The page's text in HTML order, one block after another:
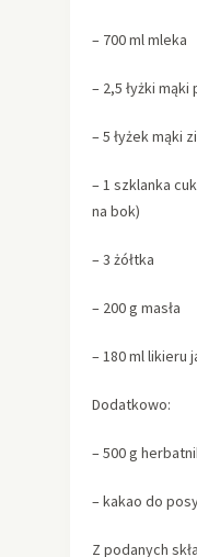
– 700 ml mleka
– 2,5 łyżki mąki
– 5 łyżek mąki
– 1 szklanka
na bok)
– 3 żółtka
– 200 g masła
– 180 ml likieru
Dodatkowo:
– 500 g
– kakao do
Z podanych